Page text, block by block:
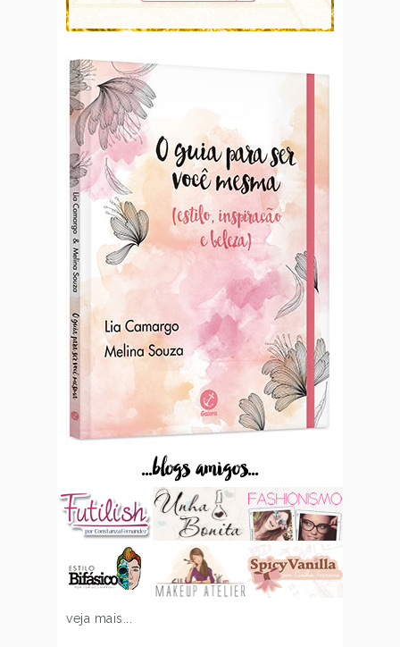
...blogs amigos...
veja mais...